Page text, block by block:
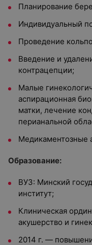
Планирование
Индивидуальный
Проведение
Введение и
контрацепции;
Малые
аспирационная
матки, лечение
перианальной
Медикаментозные
Образование:
ВУЗ: Минский
институт;
Клиническая
акушерство и
2014 г. —